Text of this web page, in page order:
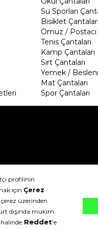
Su Sporları
Bisiklet
Omuz / Postacı
Tenis Çantaları
Kamp Çantaları
Sırt Çantaları
Yemek /
Mat Çantaları
Spor Çantaları